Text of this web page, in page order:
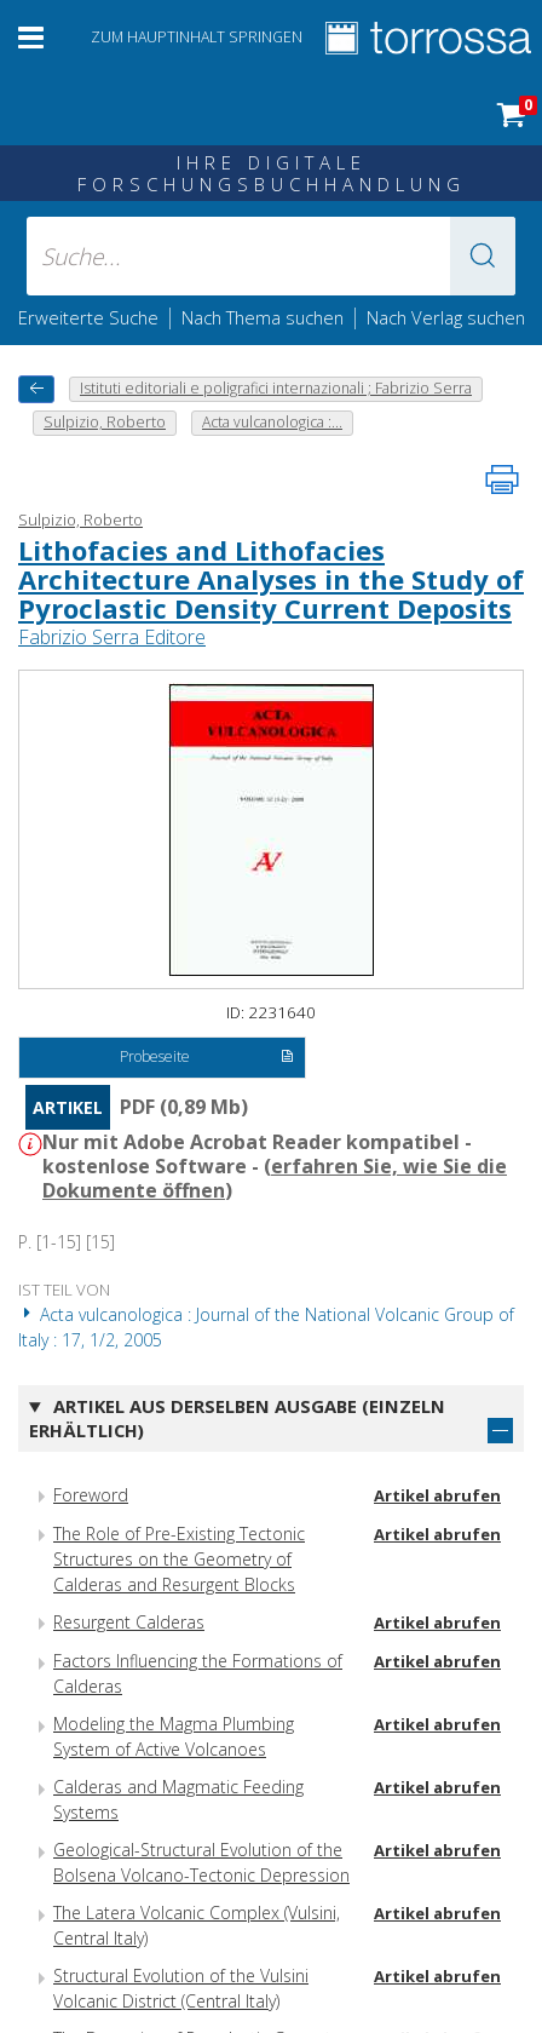
ZUM HAUPTINHALT SPRINGEN
0
IHRE DIGITALE
FORSCHUNGSBUCHHANDLUNG
Erweiterte Suche | Nach Thema suchen | Nach Verlag suchen
Istituti editoriali e poligrafici internazionali ; Fabrizio Serra
Sulpizio, Roberto
Acta vulcanologica :...
Sulpizio, Roberto
Lithofacies and Lithofacies
Architecture Analyses in the Study of
Pyroclastic Density Current Deposits
Fabrizio Serra Editore
ID: 2231640
Probeseite
ARTIKEL
PDF (0,89 Mb)
Nur mit Adobe Acrobat Reader kompatibel -
kostenlose Software - (erfahren Sie, wie Sie die
Dokumente öffnen)
P. [1-15] [15]
IST TEIL VON
Acta vulcanologica : Journal of the National Volcanic Group of
Italy : 17, 1/2, 2005
ARTIKEL AUS DERSELBEN AUSGABE (EINZELN
ERHÄLTLICH)
Foreword Artikel abrufen
The Role of Pre-Existing Tectonic
Structures on the Geometry of
Calderas and Resurgent Blocks
Artikel abrufen
Resurgent Calderas Artikel abrufen
Factors Influencing the Formations of
Calderas
Artikel abrufen
Modeling the Magma Plumbing
System of Active Volcanoes
Artikel abrufen
Calderas and Magmatic Feeding
Systems
Artikel abrufen
Geological-Structural Evolution of the
Bolsena Volcano-Tectonic Depression
Artikel abrufen
The Latera Volcanic Complex (Vulsini,
Central Italy)
Artikel abrufen
Structural Evolution of the Vulsini
Volcanic District (Central Italy)
Artikel abrufen